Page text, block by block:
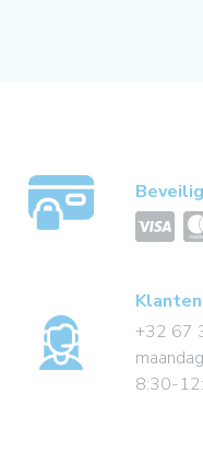
+32 67
8:30-